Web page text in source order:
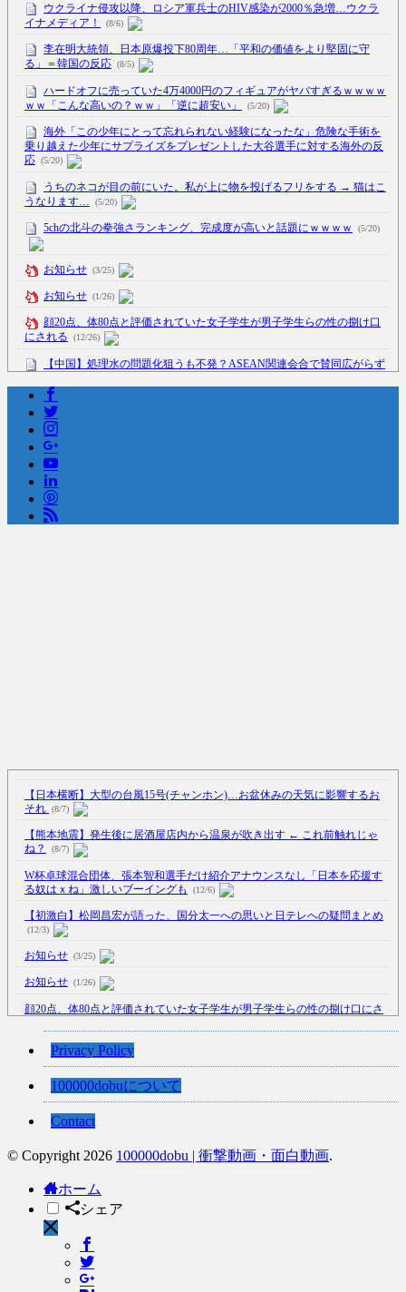
ウクライナ侵攻以降、ロシア軍兵士のHIV感染が2000％急増…ウクラ
イナメディア！
(8/6)
李在明大統領、日本原爆投下80周年…「平和の価値をより堅固に守
る」＝韓国の反応 (8/5)
ハードオフに売っていた4万4000円のフィギュアがヤバすぎるｗｗｗｗ
ｗｗ「こんな高いの？ｗｗ」「逆に超安い」
(5/20)
海外「この少年にとって忘れられない経験になったな」危険な手術を
乗り越えた少年にサプライズをプレゼントした大谷選手に対する海外の反
応 (5/20)
うちのネコが目の前にいた。私が上に物を投げるフリをする → 猫はこ
うなります…
(5/20)
5chの北斗の拳強さランキング、完成度が高いと話題にｗｗｗｗ (5/20)
お知らせ (3/25)
お知らせ (1/26)
顔20点、体80点と評価されていた女子学生が男子学生らの性の捌け口
にされる
(12/26)
【中国】処理水の問題化狙うも不発？ASEAN関連会合で賛同広がらず
Powered by livedoor 相互RSS
【日本横断】大型の台風15号(チャンホン)…お盆休みの天気に影響するお
それ (8/7)
【熊本地震】発生後に居酒屋店内から温泉が吹き出す ← これ前触れじゃ
ね？
(8/7)
W杯卓球混合団体、張本智和選手だけ紹介アナウンスなし「日本を応援す
る奴はｘね」激しいブーイングも
(12/6)
【初激白】松岡昌宏が語った、国分太一への思いと日テレへの疑問まとめ
(12/3)
お知らせ (3/25)
お知らせ (1/26)
顔20点、体80点と評価されていた女子学生が男子学生らの性の捌け口にさ
【中国】処理水の問題化狙うも不発？ASEAN関連会合で賛同広がらず
【韓国】54.1％「IAEA報告書を信用しない」
Powered by livedoor 相互RSS
Privacy Policy
100000dobuについて
Contact
© Copyright 2026 100000dobu | 衝撃動画・面白動画.
ホーム
シェア